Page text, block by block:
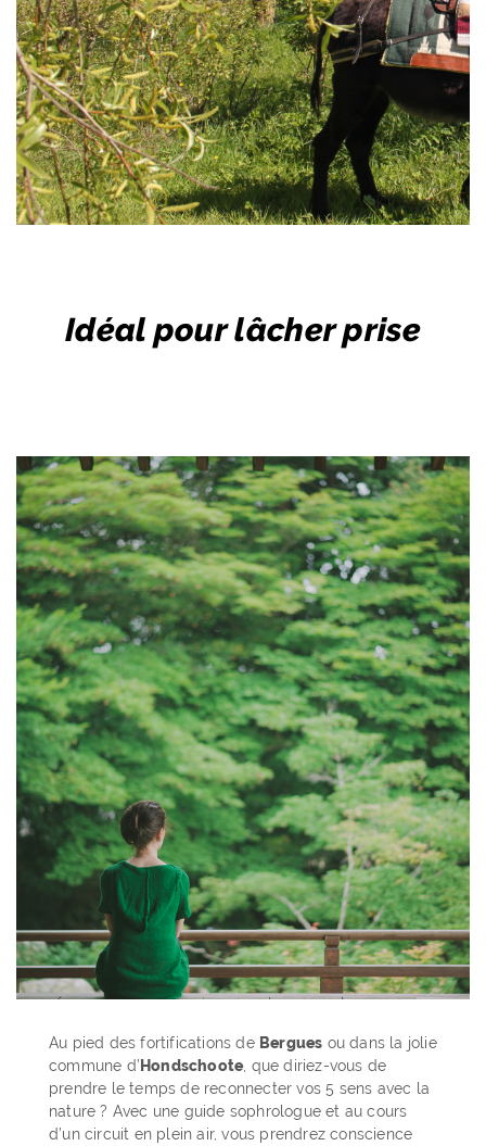
Idéal pour lâcher prise
Au pied des fortifications de Bergues ou dans la jolie
commune d’Hondschoote, que diriez-vous de
prendre le temps de reconnecter vos 5 sens avec la
nature ? Avec une guide sophrologue et au cours
d’un circuit en plein air, vous prendrez conscience